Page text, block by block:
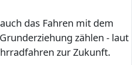
das Fahren mit dem
zählen - laut
zur Zukunft.